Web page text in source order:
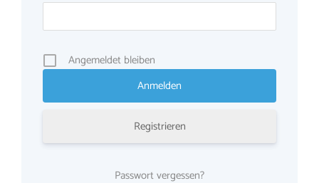
Angemeldet bleiben
Registrieren
Passwort vergessen?